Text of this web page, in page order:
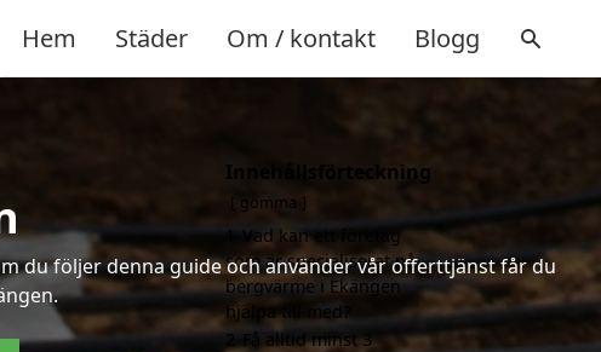
Hem Städer Om / kontakt Blogg
du följer denna guide och använder vår offerttjänst får du
Innehållsförteckning
gömma
1 Vad kan ett företag
som är specialiserat på
bergvärme i Ekängen
hjälpa till med?
2 Få alltid minst 3